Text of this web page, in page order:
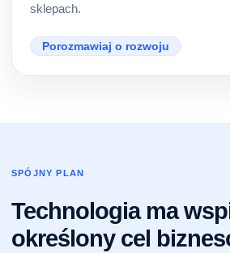
sklepach.
Porozmawiaj o rozwoju
SPÓJNY PLAN
Technologia ma
określony cel